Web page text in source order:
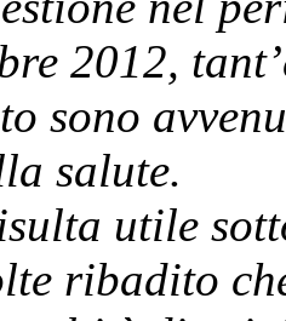
2012,
sono
salute.
utile
ribadito